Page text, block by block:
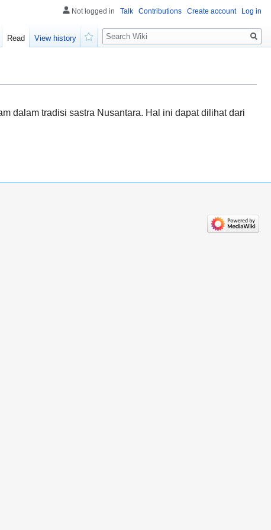
dalam tradisi sastra Nusantara. Hal ini dapat dilihat dari
Not logged in Talk Contributions Create account Log in
Read
View history
Search